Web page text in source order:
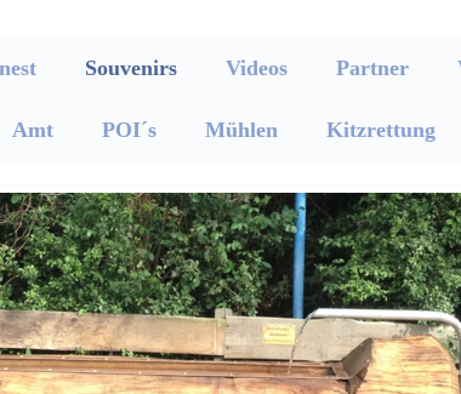
Souvenirs Videos Partner
Amt POI´s Mühlen Kitzrettung